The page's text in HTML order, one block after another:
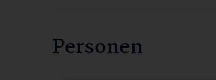
Personen